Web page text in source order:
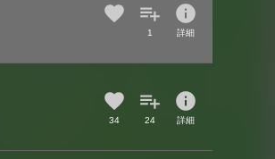
1
info
詳細
34 24
info
詳細